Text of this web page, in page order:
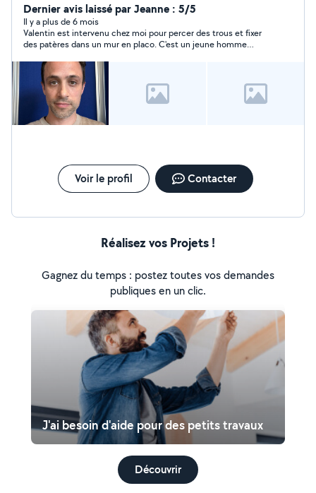
suis enseignant de la musique et soutien en français. À
bientôt
Dernier avis laissé par Jeanne : 5/5
Il y a plus de 6 mois
Valentin est intervenu chez moi pour percer des trous et fixer
des patères dans un mur en placo. C'est un jeune homme
recommande à 100%.
Voir le profil Contacter
Réalisez vos Projets !
Gagnez du temps : postez toutes vos demandes
publiques en un clic.
J'ai besoin d'aide pour des petits travaux
Découvrir